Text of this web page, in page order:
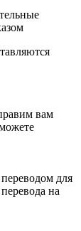
вам
для
на